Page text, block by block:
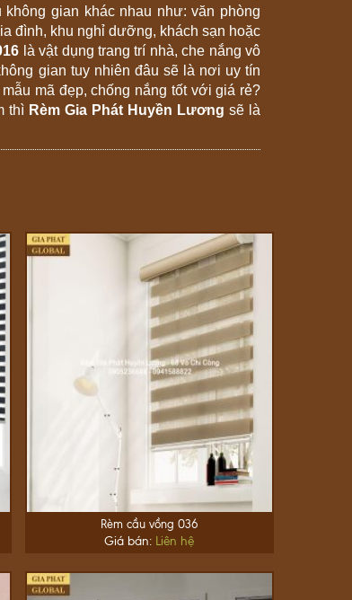
gian khác nhau như: văn phòng
đình, khu nghỉ dưỡng, khách sạn hoặc
là vật dụng trang trí nhà, che nắng vô
gian tuy nhiên đâu sẽ là nơi uy tín
mã đẹp, chống nắng tốt với giá rẻ?
thì Rèm Gia Phát Huyền Lương sẽ là
Rèm cầu vồng 036
Giá bán: Liên hệ